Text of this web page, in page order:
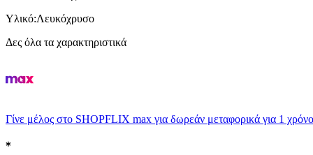
Υλικό:Λευκόχρυσο
Δες όλα τα χαρακτηριστικά
Γίνε μέλος στο SHOPFLIX max για δωρεάν μεταφορικά για 1